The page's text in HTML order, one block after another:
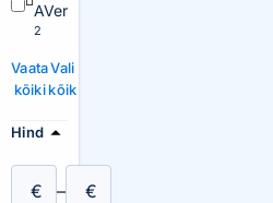
AVer
2
Vaata
kõiki
Vali
kõik
Hind
€ – €